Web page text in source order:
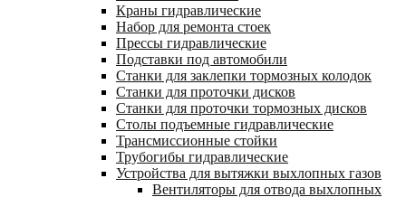
Краны гидравлические
Набор для ремонта стоек
Прессы гидравлические
Подставки под автомобили
Станки для заклепки тормозных колодок
Станки для проточки дисков
Станки для проточки тормозных дисков
Столы подъемные гидравлические
Трансмиссионные стойки
Трубогибы гидравлические
Устройства для вытяжки выхлопных газов
Вентиляторы для отвода выхлопных